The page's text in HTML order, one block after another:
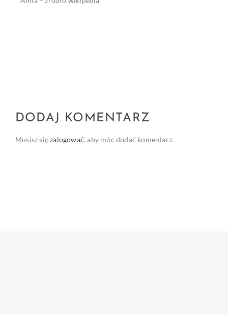
DODAJ KOMENTARZ
Musisz sięzalogować, aby móc dodać komentarz.